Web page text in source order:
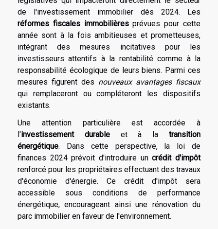
de l'investissement immobilier dès 2024. Les
réformes fiscales immobilièresprévues pour cette
année sont à la fois ambitieuses et prometteuses,
intégrant des mesures incitatives pour les
investisseurs attentifs à la rentabilité comme à la
responsabilité écologique de leurs biens. Parmi ces
mesures figurent des nouveaux avantages fiscaux
qui remplaceront ou compléteront les dispositifs
existants.
Une attention particulière est accordée à
l'investissement durableet à latransition
énergétique. Dans cette perspective, la loi de
finances 2024 prévoit d'introduire uncrédit d'impôt
renforcé pour les propriétaires effectuant des travaux
d'économie d'énergie. Ce crédit d'impôt sera
accessible sous conditions de performance
énergétique, encourageant ainsi une rénovation du
parc immobilier en faveur de l'environnement.